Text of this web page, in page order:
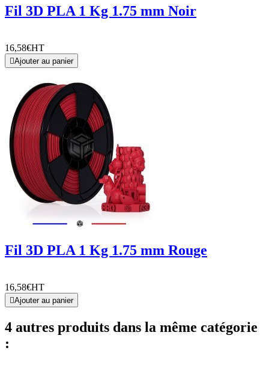
Fil 3D PLA 1 Kg 1.75 mm Noir
16,58€HT
Ajouter au panier
Fil 3D PLA 1 Kg 1.75 mm Rouge
16,58€HT
Ajouter au panier
4 autres produits dans la même catégorie
: